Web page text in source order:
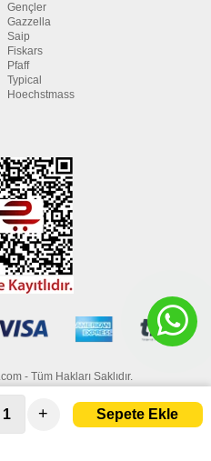
Gençler
Gazzella
Saip
Fiskars
Pfaff
Typical
Hoechstmass
- Tüm Hakları Saklıdır.
+